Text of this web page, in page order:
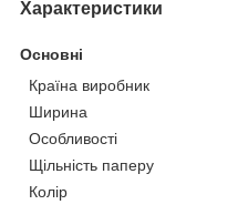
Характеристики
Основні
Країна виробник
Ширина
Особливості
Щільність паперу
Колір